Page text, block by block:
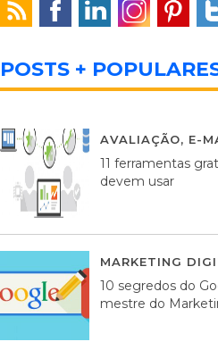
POSTS +
AVALIAÇÃO, E-
11 ferramentas
devem usar
MARKETING
10 segredos do
mestre do